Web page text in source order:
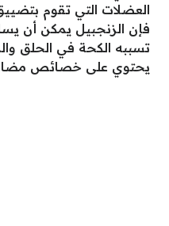
العضلات التي تقوم
فإن الزنجبيل يمكن أن
تسببه الكحة في الحلق
يحتوي على خصائص مضادة